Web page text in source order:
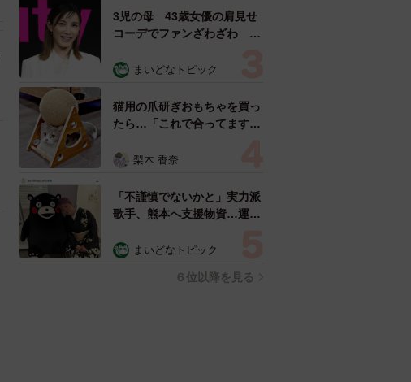
3児の母 43歳女優の肩見せ
コーデでファンざわざわ
見」「むっかしからずっと可
まいどなトピック
猫用の爪研ぎおもちゃを買っ
たら…「これで合ってます
響 「100点満点」「かわい
梨木 香奈
「不謹慎でないかと」実力派
歌手、熊本へ支援物資…運搬
めらい 「痛いほど伝わる」
まいどなトピック
６位以降を見る